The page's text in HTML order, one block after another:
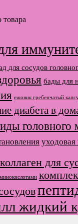
для сосудов
бады для
ежовик гребенчатый
диабета в
головного
уходовая
для
жидкий